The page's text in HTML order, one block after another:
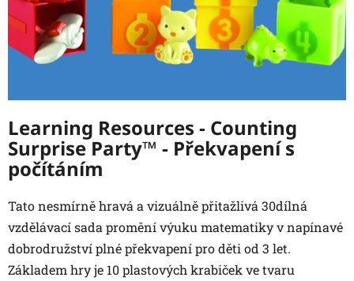
Learning Resources - Counting
Surprise Party™ - Překvapení s
počítáním
Tato nesmírně hravá a vizuálně přitažlivá 30dílná
vzdělávací sada promění výuku matematiky v napínavé
dobrodružství plné překvapení pro děti od 3 let.
Základem hry je 10 plastových krabiček ve tvaru